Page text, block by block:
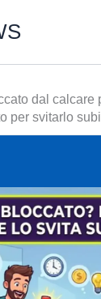
dal calcare
per svitarlo